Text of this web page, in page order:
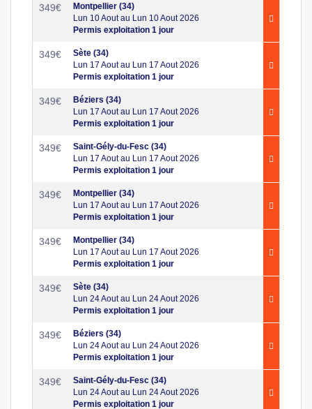
349€
Montpellier (34)
Lun 10 Aout au Lun 10 Aout 2026
Permis exploitation 1 jour
349€
Sète (34)
Lun 17 Aout au Lun 17 Aout 2026
Permis exploitation 1 jour
349€
Béziers (34)
Lun 17 Aout au Lun 17 Aout 2026
Permis exploitation 1 jour
349€
Saint-Gély-du-Fesc (34)
Lun 17 Aout au Lun 17 Aout 2026
Permis exploitation 1 jour
349€
Montpellier (34)
Lun 17 Aout au Lun 17 Aout 2026
Permis exploitation 1 jour
349€
Montpellier (34)
Lun 17 Aout au Lun 17 Aout 2026
Permis exploitation 1 jour
349€
Sète (34)
Lun 24 Aout au Lun 24 Aout 2026
Permis exploitation 1 jour
349€
Béziers (34)
Lun 24 Aout au Lun 24 Aout 2026
Permis exploitation 1 jour
349€
Saint-Gély-du-Fesc (34)
Lun 24 Aout au Lun 24 Aout 2026
Permis exploitation 1 jour